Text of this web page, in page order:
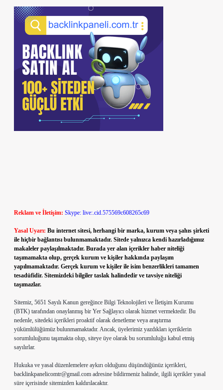
Reklam ve İletişim: Skype: live:.cid.575569c608265c69
Yasal Uyarı: Bu internet sitesi, herhangi bir marka, kurum veya şahıs şirketi
ile hiçbir bağlantısı bulunmamaktadır. Sitede yalnızca kendi hazırladığımız
makaleler paylaşılmaktadır. Burada yer alan içerikler haber niteliği
taşımamakta olup, gerçek kurum ve kişiler hakkında paylaşım
yapılmamaktadır. Gerçek kurum ve kişiler ile isim benzerlikleri tamamen
tesadüfidir. Sitemizdeki bilgiler taslak halindedir ve tavsiye niteliği
taşımazlar.
Sitemiz, 5651 Sayılı Kanun gereğince Bilgi Teknolojileri ve İletişim Kurumu
(BTK) tarafından onaylanmış bir Yer Sağlayıcı olarak hizmet vermektedir. Bu
nedenle, sitedeki içerikleri proaktif olarak denetleme veya araştırma
yükümlülüğümüz bulunmamaktadır. Ancak, üyelerimiz yazdıkları içeriklerin
sorumluluğunu taşımakta olup, siteye üye olarak bu sorumluluğu kabul etmiş
sayılırlar.
Hukuka ve yasal düzenlemelere aykırı olduğunu düşündüğünüz içerikleri,
backlinkpanelicomtr@gmail.com adresine bildirmeniz halinde, ilgili içerikler yasal
süre içerisinde sitemizden kaldırılacaktır.